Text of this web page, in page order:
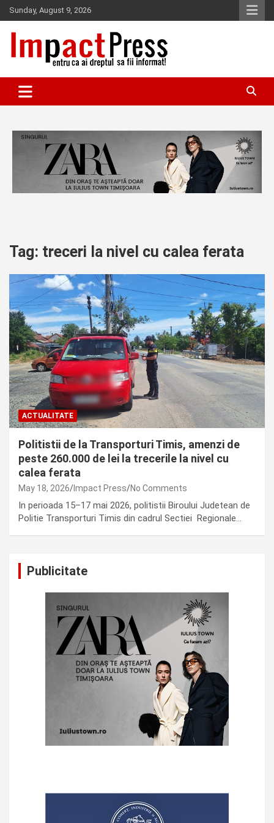
Skip
to
content
Sunday, August 9, 2026
IMPACTPRESS
Tag: treceri la nivel cu calea ferata
ACTUALITATE
Politistii de la Transporturi Timis, amenzi de
peste 260.000 de lei la trecerile la nivel cu
calea ferata
May 18, 2026 Impact Press No Comments
In perioada 15–17 mai 2026, politistii Biroului Judetean de
Politie Transporturi Timis din cadrul Sectiei Regionale…
Publicitate